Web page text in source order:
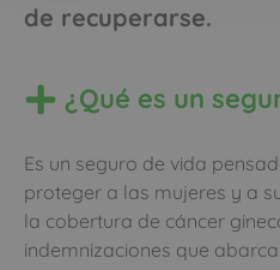
de recuperarse.
¿Qué es un
Es un seguro de vida
proteger a las mujeres y a
la cobertura de cáncer
indemnizaciones que